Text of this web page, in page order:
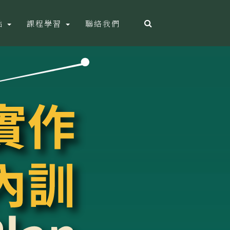
課程學習 聯絡我們